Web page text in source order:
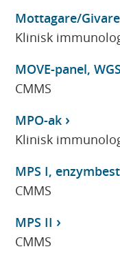
Mottagare/
Klinisk
MOVE-panel, WGS
CMMS
MPO-ak
Klinisk
MPS I,
CMMS
MPS II
CMMS